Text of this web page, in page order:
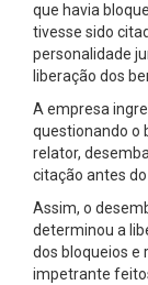
que havia
tivesse sido
personalidade
liberação dos
A empresa
questionando o
relator,
citação antes
Assim, o
determinou a
dos bloqueios e
impetrante